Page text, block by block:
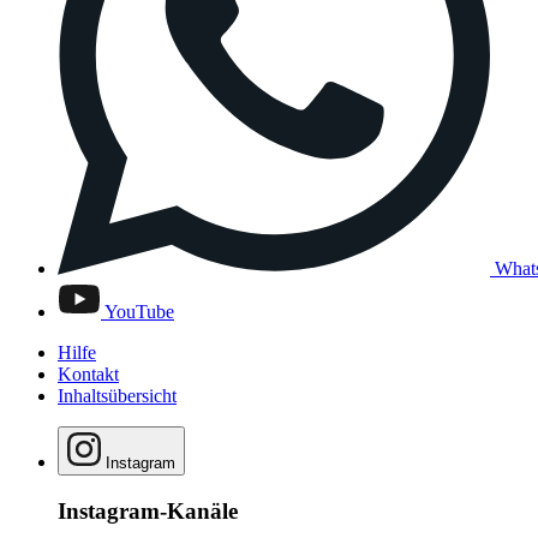
YouTube
Hilfe
Kontakt
Inhaltsübersicht
Instagram
Instagram-Kanäle